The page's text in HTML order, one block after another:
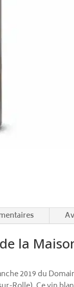
la
2019 du